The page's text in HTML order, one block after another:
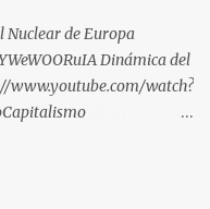
Nuclear de Europa
Dinámica del
www.youtube.com/watch?